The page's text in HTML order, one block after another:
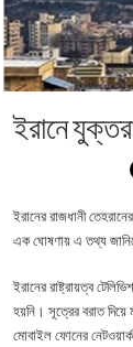
ইরানে
ইরানের রাজধানী
এক ঘোষণায় এ তথ্য
ইরানের রাষ্ট্রায়ত্ব
হয়নি। সূত্রের বরাত দিয়ে
মোবাইল ফোনের